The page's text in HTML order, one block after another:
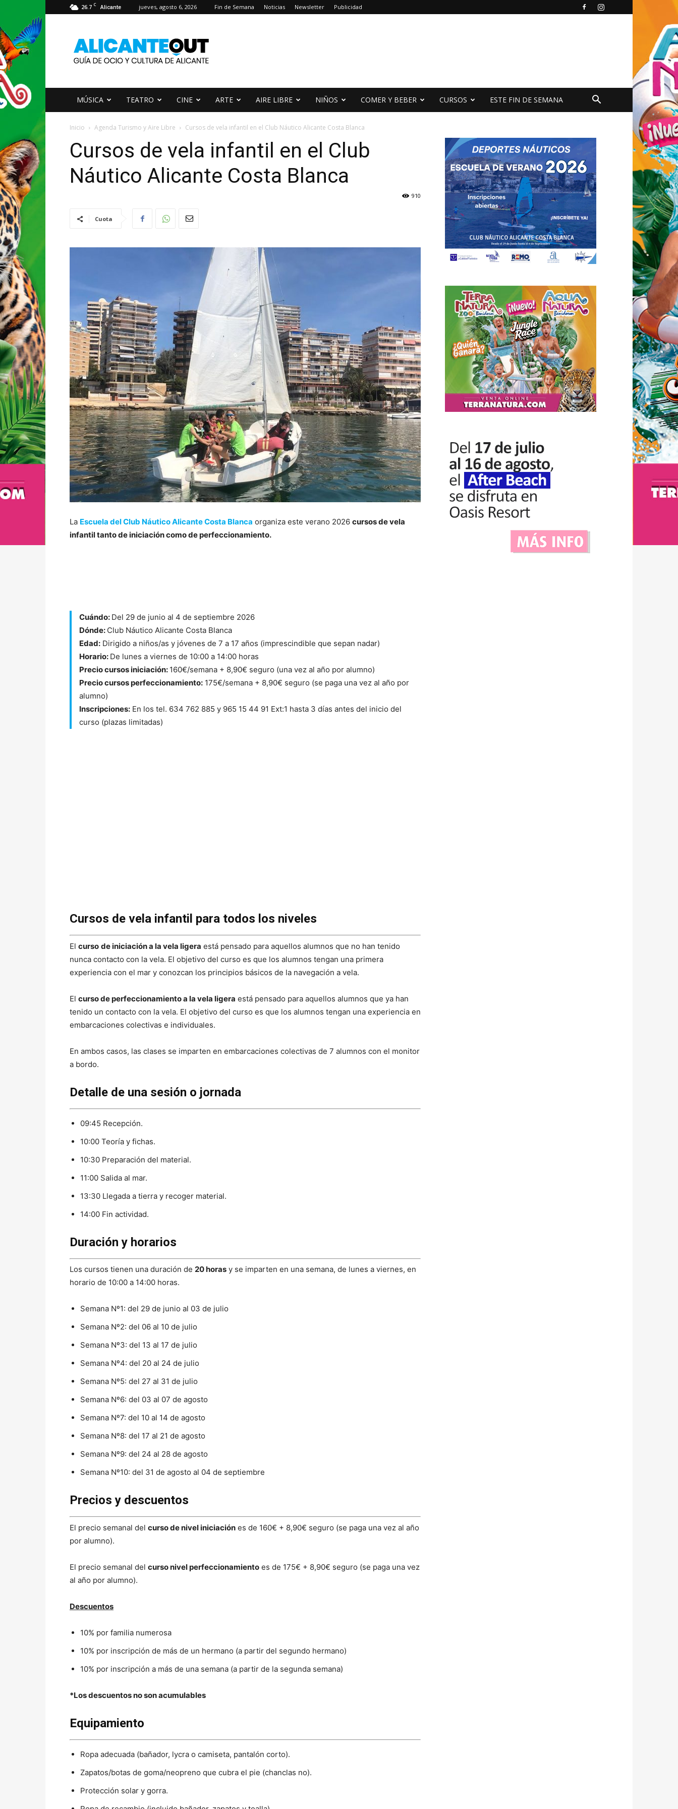
26.7 C Alicante jueves, agosto 6, 2026 Fin de Semana Noticias Newsletter Publicidad
MÚSICA TEATRO CINE ARTE AIRE LIBRE NIÑOS COMER Y BEBER CURSOS ESTE FIN DE SEMANA
Inicio Agenda Turismo y Aire Libre Cursos de vela infantil en el Club Náutico Alicante Costa Blanca
Cursos de vela infantil en el Club
Náutico Alicante Costa Blanca
910
Cuota
La Escuela del Club Náutico Alicante Costa Blanca organiza este verano 2026 cursos de vela
infantil tanto de iniciación como de perfeccionamiento.
Cuándo: Del 29 de junio al 4 de septiembre 2026
Dónde: Club Náutico Alicante Costa Blanca
Edad: Dirigido a niños/as y jóvenes de 7 a 17 años (imprescindible que sepan nadar)
Horario: De lunes a viernes de 10:00 a 14:00 horas
Precio cursos iniciación: 160€/semana + 8,90€ seguro (una vez al año por alumno)
Precio cursos perfeccionamiento: 175€/semana + 8,90€ seguro (se paga una vez al año por
alumno)
Inscripciones: En los tel. 634 762 885 y 965 15 44 91 Ext:1 hasta 3 días antes del inicio del
curso (plazas limitadas)
Cursos de vela infantil para todos los niveles
El curso de iniciación a la vela ligera está pensado para aquellos alumnos que no han tenido
nunca contacto con la vela. El objetivo del curso es que los alumnos tengan una primera
experiencia con el mar y conozcan los principios básicos de la navegación a vela.
El curso de perfeccionamiento a la vela ligera está pensado para aquellos alumnos que ya han
tenido un contacto con la vela. El objetivo del curso es que los alumnos tengan una experiencia en
embarcaciones colectivas e individuales.
En ambos casos, las clases se imparten en embarcaciones colectivas de 7 alumnos con el monitor
a bordo.
Detalle de una sesión o jornada
09:45 Recepción.
10:00 Teoría y fichas.
10:30 Preparación del material.
11:00 Salida al mar.
13:30 Llegada a tierra y recoger material.
14:00 Fin actividad.
Duración y horarios
Los cursos tienen una duración de 20 horas y se imparten en una semana, de lunes a viernes, en
horario de 10:00 a 14:00 horas.
Semana Nº1: del 29 de junio al 03 de julio
Semana Nº2: del 06 al 10 de julio
Semana Nº3: del 13 al 17 de julio
Semana Nº4: del 20 al 24 de julio
Semana Nº5: del 27 al 31 de julio
Semana Nº6: del 03 al 07 de agosto
Semana Nº7: del 10 al 14 de agosto
Semana Nº8: del 17 al 21 de agosto
Semana Nº9: del 24 al 28 de agosto
Semana Nº10: del 31 de agosto al 04 de septiembre
Precios y descuentos
El precio semanal del curso de nivel iniciación es de 160€ + 8,90€ seguro (se paga una vez al año
por alumno).
El precio semanal del curso nivel perfeccionamiento es de 175€ + 8,90€ seguro (se paga una vez
al año por alumno).
Descuentos
10% por familia numerosa
10% por inscripción de más de un hermano (a partir del segundo hermano)
10% por inscripción a más de una semana (a partir de la segunda semana)
*Los descuentos no son acumulables
Equipamiento
Ropa adecuada (bañador, lycra o camiseta, pantalón corto).
Zapatos/botas de goma/neopreno que cubra el pie (chanclas no).
Protección solar y gorra.